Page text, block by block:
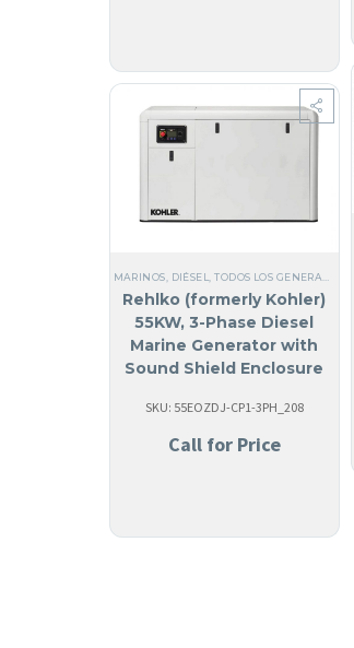
MARINOS DIÉSEL ,TODOS LOS GENERADORES
Rehlko (formerly Kohler)
55KW, 3-Phase Diesel
Marine Generator with
Sound Shield Enclosure
SKU: 55EOZDJ-CP1-3PH_208
Call for Price